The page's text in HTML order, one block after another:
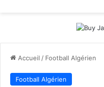
Accueil / Football Algérien
Football Algérien